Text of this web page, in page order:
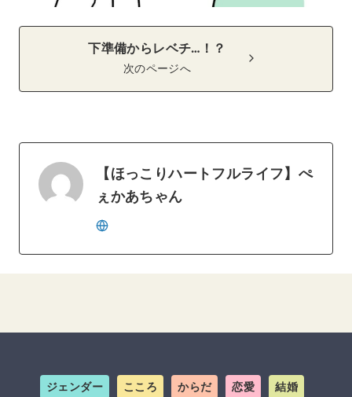
下準備からレベチ…！？
次のページへ
【ほっこりハートフルライフ】ぺ
ぇかあちゃん
ジェンダー こころ からだ 恋愛 結婚